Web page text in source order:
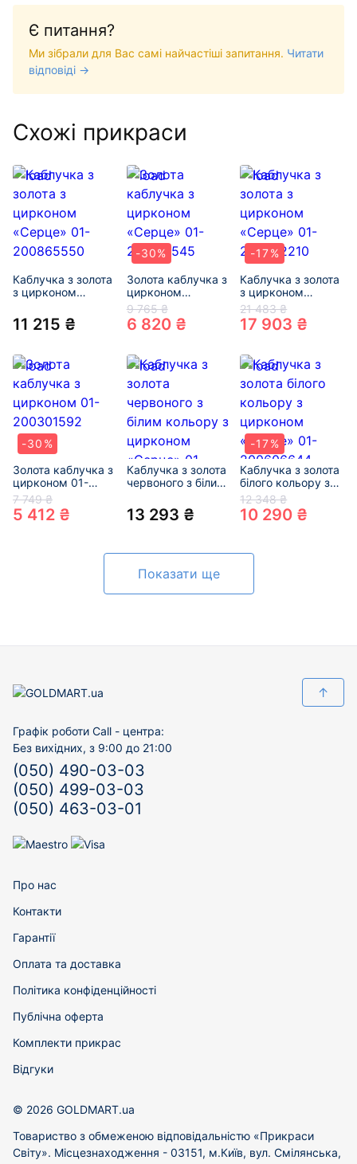
Є питання?
Ми зібрали для Вас самі найчастіші запитання. Читати
відповіді →
Схожі прикраси
Каблучка з золота
з цирконом
200865550
11 215 ₴
-30%
Золота каблучка з
цирконом
«Серце» 01-
200170545
9 765 ₴
6 820 ₴
-17%
Каблучка з золота
з цирконом
«Серце» 01-
200532210
21 483 ₴
17 903 ₴
-30%
Золота каблучка з
цирконом 01-
200301592
7 749 ₴
5 412 ₴
Каблучка з золота
червоного з білим
цирконом
«Серце» 01-
13 293 ₴
-17%
Каблучка з золота
білого кольору з
цирконом
«Серце» 01-
200606644
12 348 ₴
10 290 ₴
Показати ще
↑
Графік роботи Call - центра:
Без вихідних, з 9:00 до 21:00
(050) 490-03-03
(050) 499-03-03
(050) 463-03-01
Про нас
Контакти
Гарантії
Оплата та доставка
Політика конфіденційності
Публічна оферта
Комплекти прикрас
Відгуки
© 2026 GOLDMART.ua
Товариство з обмеженою відповідальністю «Прикраси
Світу». Місцезнаходження - 03151, м.Київ, вул. Смілянська,